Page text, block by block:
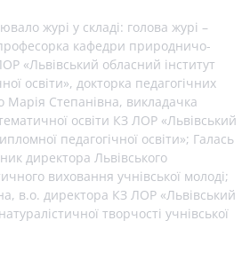
журі у складі: голова журі –
кафедри природничо-
«Львівський обласний інститут
освіти», докторка педагогічних
Марія Степанівна, викладачка
освіти КЗ ЛОР «Львівський
педагогічної освіти»; Галась
директора Львівського
виховання учнівської молоді;
в.о. директора КЗ ЛОР «Львівський
творчості учнівської